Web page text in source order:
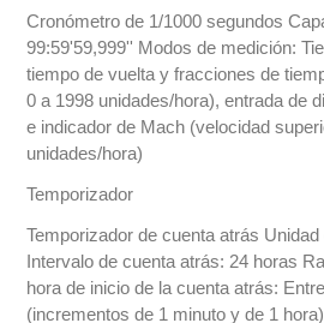
Cronómetro de 1/1000 segundos
99:59'59,999'' Modos de medición:
tiempo de vuelta y fracciones de
0 a 1998 unidades/hora), entrada de
e indicador de Mach (velocidad
unidades/hora)
Temporizador
Temporizador de cuenta atrás
Intervalo de cuenta atrás: 24 horas
hora de inicio de la cuenta atrás:
(incrementos de 1 minuto y de 1